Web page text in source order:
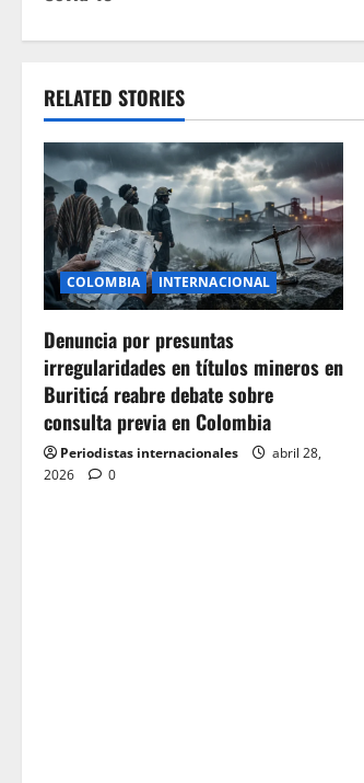
t
n
a
v
i
g
a
t
i
o
RELATED STORIES
COLOMBIA INTERNACIONAL
Denuncia por presuntas
irregularidades en títulos mineros en
Buriticá reabre debate sobre
consulta previa en Colombia
Periodistas internacionales
abril 28,
2026
0